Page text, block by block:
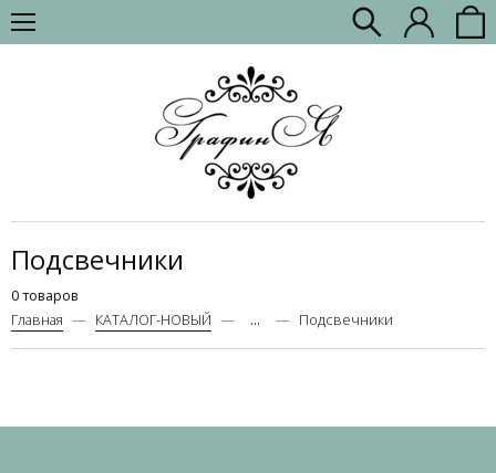
Подсвечники
0 товаров
Главная
КАТАЛОГ-НОВЫЙ ... Подсвечники